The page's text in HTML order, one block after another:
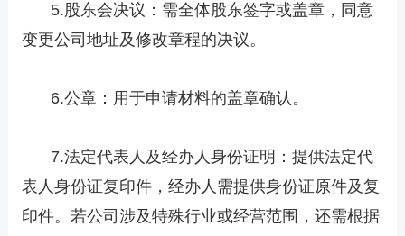
5.股东会决议：需全体股东签字或盖章，同意
变更公司地址及修改章程的决议。
6.公章：用于申请材料的盖章确认。
7.法定代表人及经办人身份证明：提供法定代
表人身份证复印件，经办人需提供身份证原件及复
印件。若公司涉及特殊行业或经营范围，还需根据